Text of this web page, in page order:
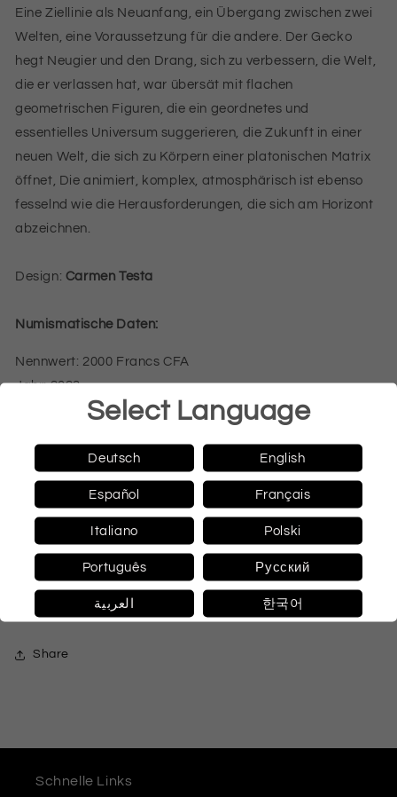
Eine Ziellinie als Neuanfang, ein Übergang zwischen zwei
Welten, eine Voraussetzung für die andere. Der Gecko
hegt Neugier und den Drang, sich zu verbessern, die Welt,
die er verlassen hat, war übersät mit flachen
geometrischen Figuren, die ein geordnetes und
essentielles Universum suggerieren, die Zukunft in einer
neuen Welt, die sich zu Körpern einer platonischen Matrix
öffnet, Die animiert, komplex, atmosphärisch ist ebenso
fesselnd wie die Herausforderungen, die sich am Horizont
abzeichnen.
Design: Carmen Testa
Numismatische Daten:
Nennwert: 2000 Francs CFA
Jahr: 2023
Land: Kamerun
Prägequalität: Ultra Hochrelief Dark Ruthenium Vergoldet
Metall: Feinsilber 9999
Gewicht: 62,2 g (2 Unzen)
Durchmesser: 38,6 mm
Auflage: 222 Stück
Zertifikat: Ja
Share
Schnelle Links
Select Language
Deutsch English
Español Français
Italiano Polski
Português Русский
العربية 한국어